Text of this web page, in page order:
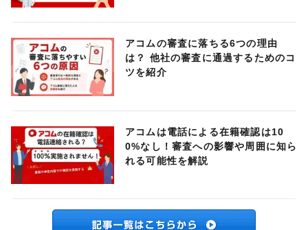
アコムの審査に落ちる6つの理由
は？ 他社の審査に通過するためのコ
ツを紹介
アコムは電話による在籍確認は10
0%なし！審査への影響や周囲に知ら
れる可能性を解説